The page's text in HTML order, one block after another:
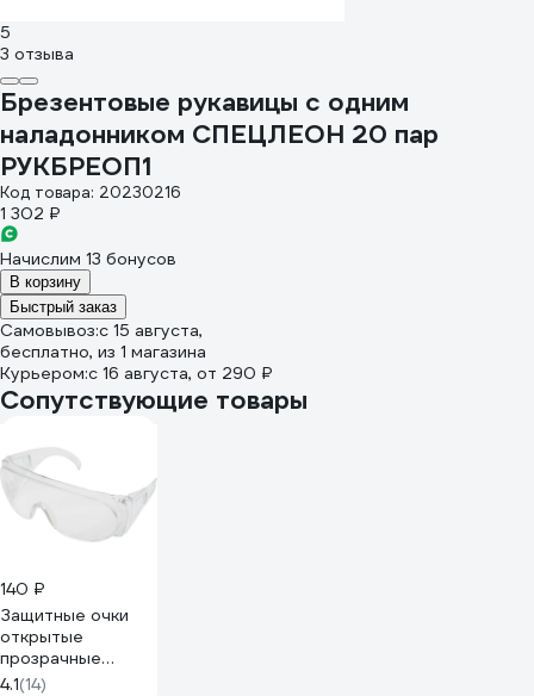
5
3 отзыва
Брезентовые рукавицы с одним
наладонником СПЕЦЛЕОН 20 пар
РУКБРЕОП1
Код товара: 20230216
1 302 ₽
Начислим 13 бонусов
В корзину
Быстрый заказ
Самовывоз:c 15 августа,
бесплатно, из 1 магазина
Курьером:c 16 августа, от 290 ₽
Сопутствующие товары
140 ₽
Защитные очки
открытые
прозрачные
Gigant GGСB-1
4.1(14)